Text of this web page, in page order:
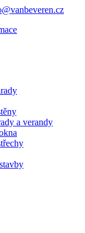
a verandy